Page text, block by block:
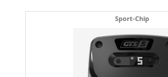
Sport-Chip